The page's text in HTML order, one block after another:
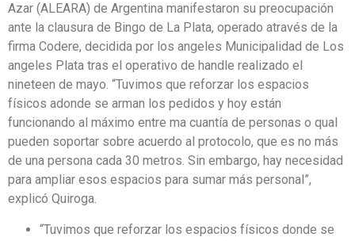
Azar (ALEARA) de Argentina manifestaron su preocupación
ante la clausura de Bingo de La Plata, operado através de la
firma Codere, decidida por los angeles Municipalidad de Los
angeles Plata tras el operativo de handle realizado el
nineteen de mayo. “Tuvimos que reforzar los espacios
físicos adonde se arman los pedidos y hoy están
funcionando al máximo entre ma cuantía de personas o qual
pueden soportar sobre acuerdo al protocolo, que es no más
de una persona cada 30 metros. Sin embargo, hay necesidad
para ampliar esos espacios para sumar más personal”,
explicó Quiroga.
“Tuvimos que reforzar los espacios físicos donde se